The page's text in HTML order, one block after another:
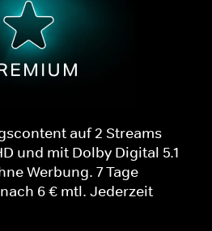
auf 2 Streams
und mit Dolby Digital 5.1
Werbung. 7 Tage
6 € mtl. Jederzeit